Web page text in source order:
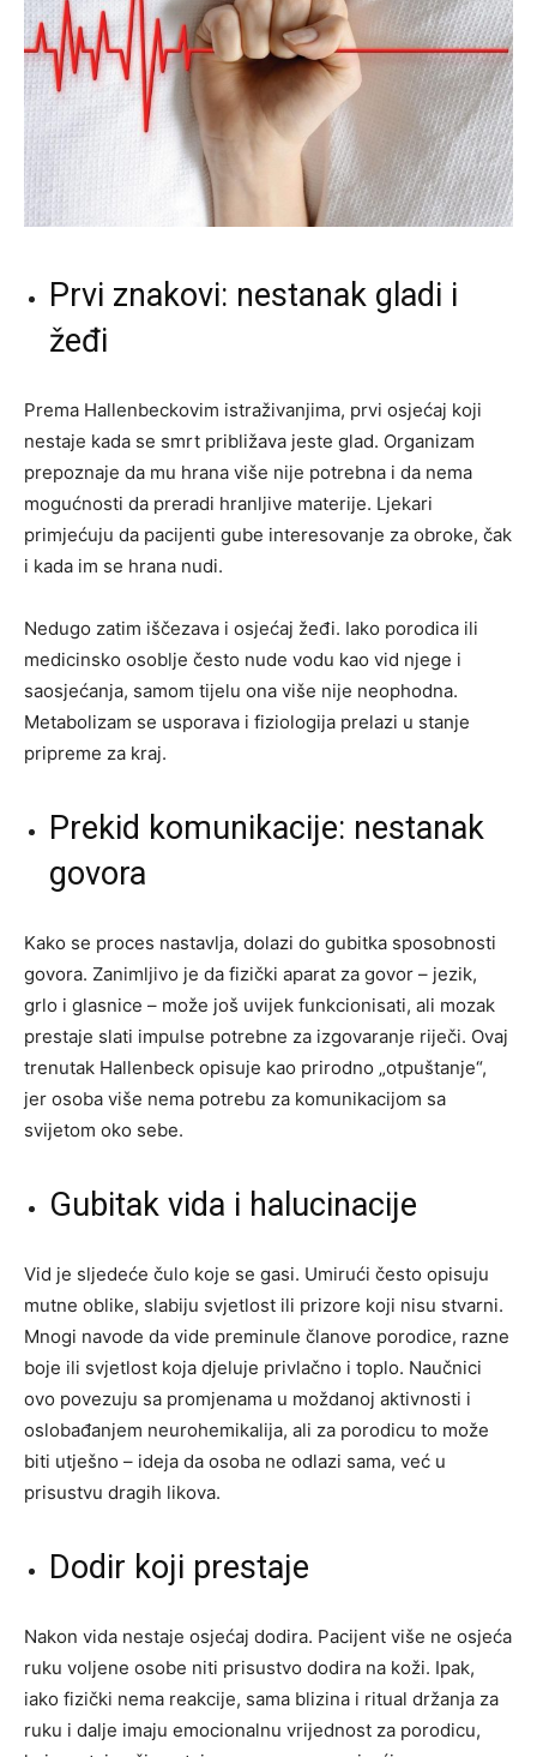
Prvi znakovi: nestanak gladi i
žeđi
Prema Hallenbeckovim istraživanjima, prvi osjećaj koji
nestaje kada se smrt približava jeste glad. Organizam
prepoznaje da mu hrana više nije potrebna i da nema
mogućnosti da preradi hranljive materije. Ljekari
primjećuju da pacijenti gube interesovanje za obroke, čak
i kada im se hrana nudi.
Nedugo zatim iščezava i osjećaj žeđi. Iako porodica ili
medicinsko osoblje često nude vodu kao vid njege i
saosjećanja, samom tijelu ona više nije neophodna.
Metabolizam se usporava i fiziologija prelazi u stanje
pripreme za kraj.
Prekid komunikacije: nestanak
govora
Kako se proces nastavlja, dolazi do gubitka sposobnosti
govora. Zanimljivo je da fizički aparat za govor – jezik,
grlo i glasnice – može još uvijek funkcionisati, ali mozak
prestaje slati impulse potrebne za izgovaranje riječi. Ovaj
trenutak Hallenbeck opisuje kao prirodno „otpuštanje“,
jer osoba više nema potrebu za komunikacijom sa
svijetom oko sebe.
Gubitak vida i halucinacije
Vid je sljedeće čulo koje se gasi. Umirući često opisuju
mutne oblike, slabiju svjetlost ili prizore koji nisu stvarni.
Mnogi navode da vide preminule članove porodice, razne
boje ili svjetlost koja djeluje privlačno i toplo. Naučnici
ovo povezuju sa promjenama u moždanoj aktivnosti i
oslobađanjem neurohemikalija, ali za porodicu to može
biti utješno – ideja da osoba ne odlazi sama, već u
prisustvu dragih likova.
Dodir koji prestaje
Nakon vida nestaje osjećaj dodira. Pacijent više ne osjeća
ruku voljene osobe niti prisustvo dodira na koži. Ipak,
iako fizički nema reakcije, sama blizina i ritual držanja za
ruku i dalje imaju emocionalnu vrijednost za porodicu,